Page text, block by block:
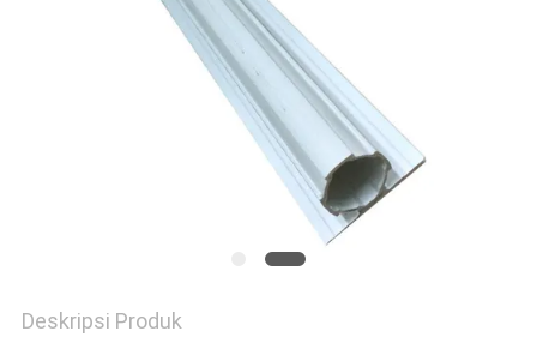
Deskripsi Produk